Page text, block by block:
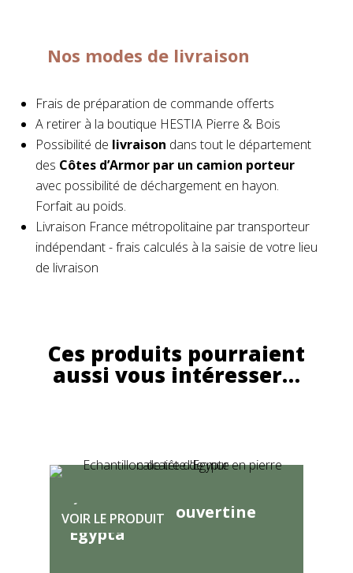
Nos modes de livraison
Frais de préparation de commande offerts
A retirer à la boutique HESTIA Pierre & Bois
Possibilité de livraison dans tout le département
des Côtes d’Armor par un camion porteur
avec possibilité de déchargement en hayon.
Forfait au poids.
Livraison France métropolitaine par transporteur
indépendant - frais calculés à la saisie de votre lieu
de livraison
Ces produits pourraient
aussi vous intéresser…
VOIR LE PRODUIT
Échantillon couvertine
Egypta